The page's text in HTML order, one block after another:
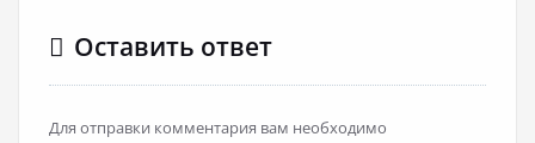
Оставить ответ
Для отправки комментария вам необходимо